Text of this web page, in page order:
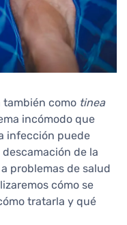
también como tinea
incómodo que
infección puede
de la
problemas de salud
cómo se
tratarla y qué